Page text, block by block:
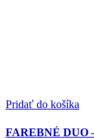
Pridať do košíka
FAREBNÉ DUO